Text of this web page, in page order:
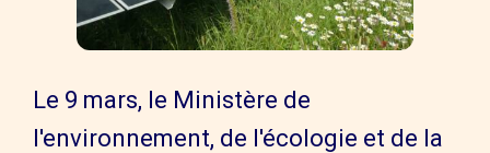
Le 9 mars, le Ministère de
l'environnement, de l'écologie et de la